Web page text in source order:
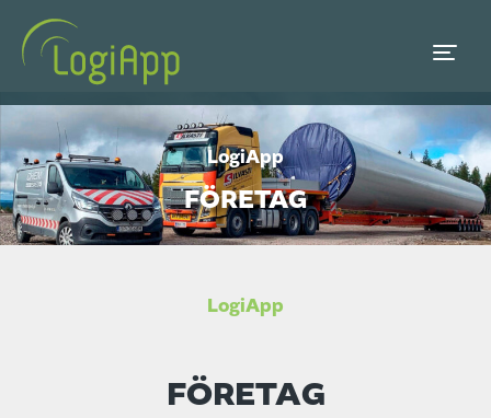
LogiApp
FÖRETAG
LogiApp
FÖRETAG